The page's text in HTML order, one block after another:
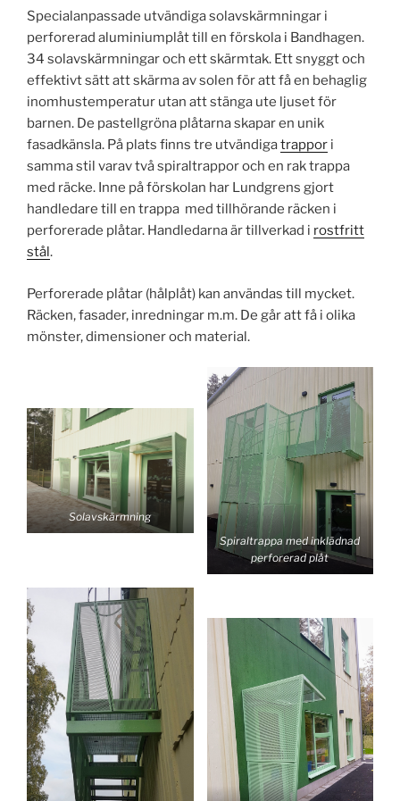
Specialanpassade utvändiga solavskärmningar i
perforerad aluminiumplåt till en förskola i Bandhagen.
34 solavskärmningar och ett skärmtak. Ett snyggt och
effektivt sätt att skärma av solen för att få en behaglig
inomhustemperatur utan att stänga ute ljuset för
barnen. De pastellgröna plåtarna skapar en unik
fasadkänsla. På plats finns tre utvändigatrappor i
samma stil varav två spiraltrappor och en rak trappa
med räcke. Inne på förskolan har Lundgrens gjort
handledare till en trappa med tillhörande räcken i
perforerade plåtar. Handledarna är tillverkad i rostfritt
stål.
Perforerade plåtar (hålplåt) kan användas till mycket.
Räcken, fasader, inredningar m.m. De går att få i olika
mönster, dimensioner och material.
Solavskärmning
Spiraltrappa med inklädnad
perforerad plåt